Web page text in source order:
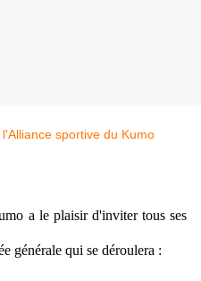
a le plaisir d'inviter tous ses
générale qui se déroulera :